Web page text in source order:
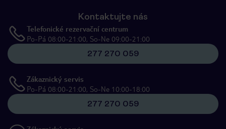
Kontaktujte nás
Telefonické rezervační centrum
Po-Pá 08:00-21:00, So-Ne 09:00-21:00
277 270 059
Zákaznický servis
Po-Pá 08:00-21:00, So-Ne 10:00-18:00
277 270 059